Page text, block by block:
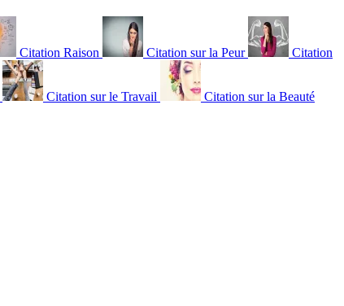
Citation Raison Citation sur la Peur Citation
Citation sur le Travail Citation sur la Beauté